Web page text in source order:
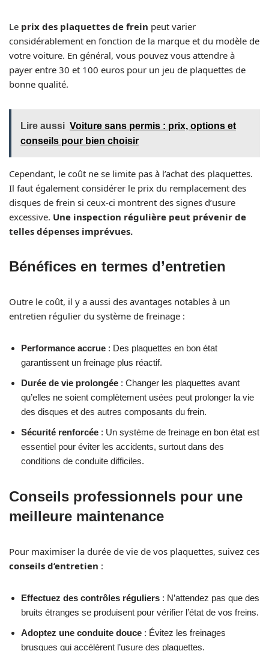
Le prix des plaquettes de frein peut varier
considérablement en fonction de la marque et du modèle de
votre voiture. En général, vous pouvez vous attendre à
payer entre 30 et 100 euros pour un jeu de plaquettes de
bonne qualité.
Lire aussi Voiture sans permis : prix, options et
conseils pour bien choisir
Cependant, le coût ne se limite pas à l’achat des plaquettes.
Il faut également considérer le prix du remplacement des
disques de frein si ceux-ci montrent des signes d’usure
excessive. Une inspection régulière peut prévenir de
telles dépenses imprévues.
Bénéfices en termes d’entretien
Outre le coût, il y a aussi des avantages notables à un
entretien régulier du système de freinage :
Performance accrue : Des plaquettes en bon état
garantissent un freinage plus réactif.
Durée de vie prolongée : Changer les plaquettes avant
qu’elles ne soient complètement usées peut prolonger la vie
des disques et des autres composants du frein.
Sécurité renforcée : Un système de freinage en bon état est
essentiel pour éviter les accidents, surtout dans des
conditions de conduite difficiles.
Conseils professionnels pour une
meilleure maintenance
Pour maximiser la durée de vie de vos plaquettes, suivez ces
conseils d’entretien :
Effectuez des contrôles réguliers : N’attendez pas que des
bruits étranges se produisent pour vérifier l’état de vos freins.
Adoptez une conduite douce : Évitez les freinages
brusques qui accélèrent l’usure des plaquettes.